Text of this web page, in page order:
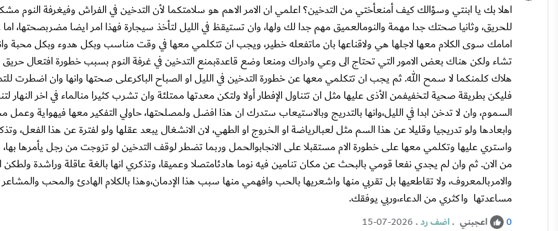
اهلا بك يا ابنتي وسؤالك كيف أمنعأختي من التدخين؟ اعلمي ان الامر الاهم هو سلامتكما لأن التدخين في الفراش وفيغرفة النوم
للحريق، وثانيا صحتك جدا مهمة والنومالعميق مهم جدا لك ولها، وان تستيقظ في الليل لتأخذ سيجارة فهذا امر ايضا مضربصحتها،
امامك سوى الكلام معها لاجلها هي ولاقناعها بان ماتفعله خطير، ويجب ان تتكلمي معها في وقت مناسب وبكل هدوء وبكل محبة
تشاء ولكن هناك بعض الامور التي تحتاج الى وعي وادراك ومنعا وضع قاعدةبمنع التدخين في غرفة النوم بسبب خطورة افتعال
هلاك كلمنكما لا سمح الله. ثم يجب ان تتكلمي معها عن خطورة التدخين في الليل او الصباح الباكرعلى صحتها وانها وان اضطرت
فليكن بطريقة صحية لتخفيفمن الأذى عليها مثل ان تتناول الإفطار أولا ولتكن معدتها ممتلئة وان تشرب كثيرا منالماء في اخر النهار
السموم، وان لا تدخن ابدا في الليل،وانها بالتدريج وبالاستيعاب ستدرك ان هذا افضل ولمصلحتها، حاولي التفكير معها فيهواية
وابعادها ولو تدريجيا وقليلا عن هذا السم مثل لعبالرياضة او الخروج او الطهي، لان الانشغال يبعد عقلها ولو لفترة عن هذا الفعل،
واستري عليها وتكلمي معها على خطورة الام مستقبلا على الانجابوالحمل وربما تضطر لوقف التدخين لو تزوجت من رجل يأمرها
من الان. ثم وان لم يجدي نفعا قومي بالبحث عن مكان تنامين فيه نوما هادئامتصلا وعميقا، وتذكري انها بالغة عاقلة وراشدة
والامربالمعروف، ولا تقاطعيها بل تقربي منها واشعريها بالحب وافهمي منها سبب هذا الإدمان،وهذا بالكلام الهادئ والمحب والمشاعر
مساعدتها واكثري من الدعاء،وربي يوفقك.
0 اعجبني .اضف رد.
15-07-2026